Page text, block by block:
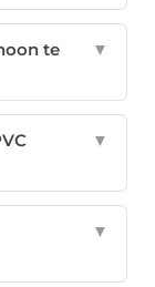
te
▼
▼
▼